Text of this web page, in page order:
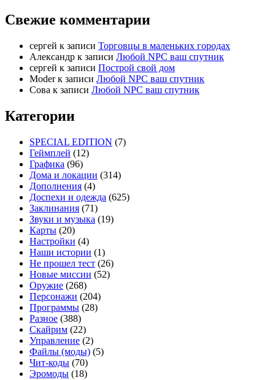
Свежие комментарии
cергей к записи Торговцы в маленьких городах
Александр к записи Любой NPC ваш спутник
cергей к записи Построй свой дом
Moderк записи Любой NPC ваш спутник
Сова к записи Любой NPC ваш спутник
Категории
SPECIAL EDITION (7)
Геймплей (12)
Графика (96)
Дома и локации (314)
Дополнения (4)
Доспехи и одежда (625)
Заклинания (71)
Звуки и музыка (19)
Карты (20)
Настройки (4)
Наши истории (1)
Не прошел тест (26)
Новые миссии (52)
Оружие (268)
Персонажи (204)
Программы (28)
Разное (388)
Скайрим (22)
Управление (2)
Файлы (моды) (5)
Чит-коды (70)
Эромоды (18)